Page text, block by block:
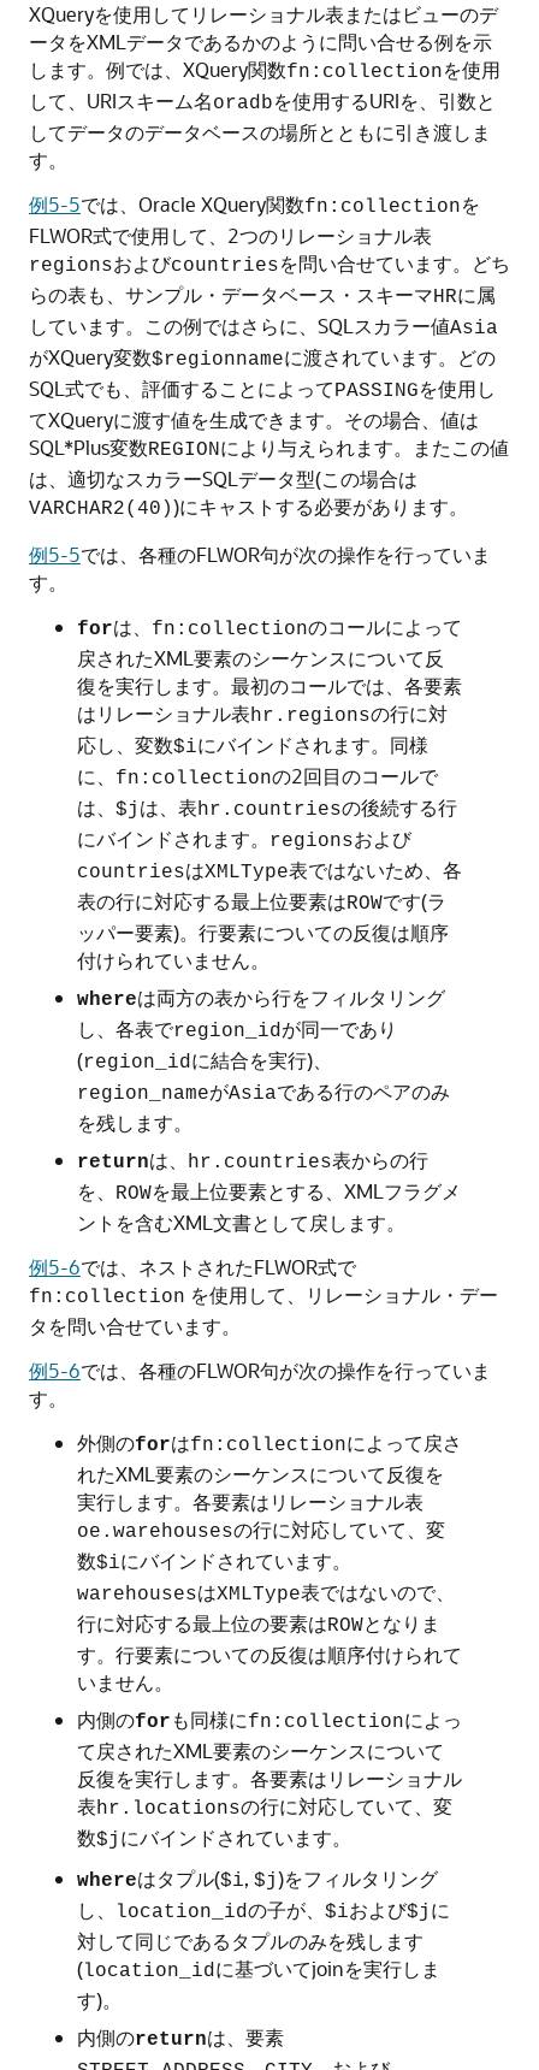
XQueryを使用してリレーショナル表またはビューのデ
ータをXMLデータであるかのように問い合せる例を示
します。例では、XQuery関数fn:collectionを使用
して、URIスキーム名oradbを使用するURIを、引数と
してデータのデータベースの場所とともに引き渡しま
す。
例5-5では、Oracle XQuery関数fn:collectionを
FLWOR式で使用して、2つのリレーショナル表
regionsおよびcountriesを問い合せています。どち
らの表も、サンプル・データベース・スキーマHRに属
しています。この例ではさらに、SQLスカラー値Asia
がXQuery変数$regionnameに渡されています。どの
SQL式でも、評価することによってPASSINGを使用し
てXQueryに渡す値を生成できます。その場合、値は
SQL*Plus変数REGIONにより与えられます。またこの値
は、適切なスカラーSQLデータ型(この場合は
VARCHAR2(40))にキャストする必要があります。
例5-5では、各種のFLWOR句が次の操作を行っていま
す。
forは、 fn:collectionのコールによって
戻されたXML要素のシーケンスについて反
復を実行します。最初のコールでは、各要素
はリレーショナル表hr.regionsの行に対
応し、変数$iにバインドされます。同様
に、
fn:collectionの2回目のコールで
は、 $j は、表hr.countriesの後続する行
にバインドされます。
regionsおよび
countriesはXMLType表ではないため、各
表の行に対応する最上位要素はROWです(ラ
ッパー要素)。行要素についての反復は順序
付けられていません。
whereは両方の表から行をフィルタリング
し、各表でregion_idが同一であり
(region_idに結合を実行)、
region_nameがAsiaである行のペアのみ
を残します。
returnは、 hr.countries表からの行
を、
ROWを最上位要素とする、XMLフラグメ
ントを含むXML文書として戻します。
例5-6では、ネストされたFLWOR式で
fn:collection を使用して、リレーショナル・デー
タを問い合せています。
例5-6では、各種のFLWOR句が次の操作を行っていま
す。
外側のforはfn:collectionによって戻さ
れたXML要素のシーケンスについて反復を
実行します。各要素はリレーショナル表
oe.warehousesの行に対応していて、変
数$iにバインドされています。
warehousesはXMLType表ではないので、
行に対応する最上位の要素はROWとなりま
す。行要素についての反復は順序付けられて
いません。
内側のfor も同様にfn:collectionによっ
て戻されたXML要素のシーケンスについて
反復を実行します。各要素はリレーショナル
表hr.locationsの行に対応していて、変
数$j にバインドされています。
whereはタプル($i, $j)をフィルタリング
し、
location_idの子が、 $iおよび$j に
対して同じであるタプルのみを残します
(location_idに基づいてjoinを実行しま
す)。
内側のreturnは、要素